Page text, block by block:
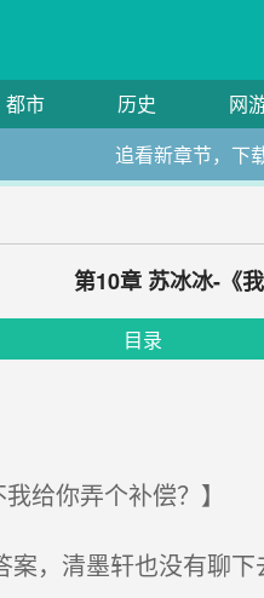
都市 历史 网
追看新章节，下
第10章 苏冰冰-《
目录
你弄个补偿？】
，清墨轩也没有聊下